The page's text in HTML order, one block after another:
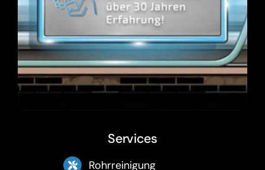
Services
Rohrreinigung